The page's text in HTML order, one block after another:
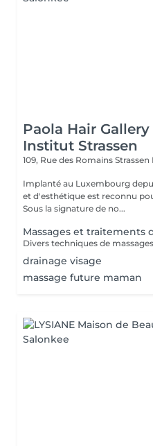
Paola Hair Gallery
Institut Strassen
109, Rue des Romains Strassen
Implanté au Luxembourg
et d'esthétique est reconnu
Sous la signature de no...
Massages et traitements
drainage visage
massage future maman